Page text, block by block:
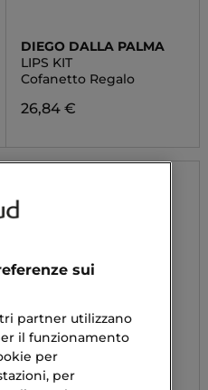
DIEGO DALLA PALMA
LIPS KIT
Cofanetto Regalo
26,84 €
sui
partner utilizzano
il funzionamento
per
per